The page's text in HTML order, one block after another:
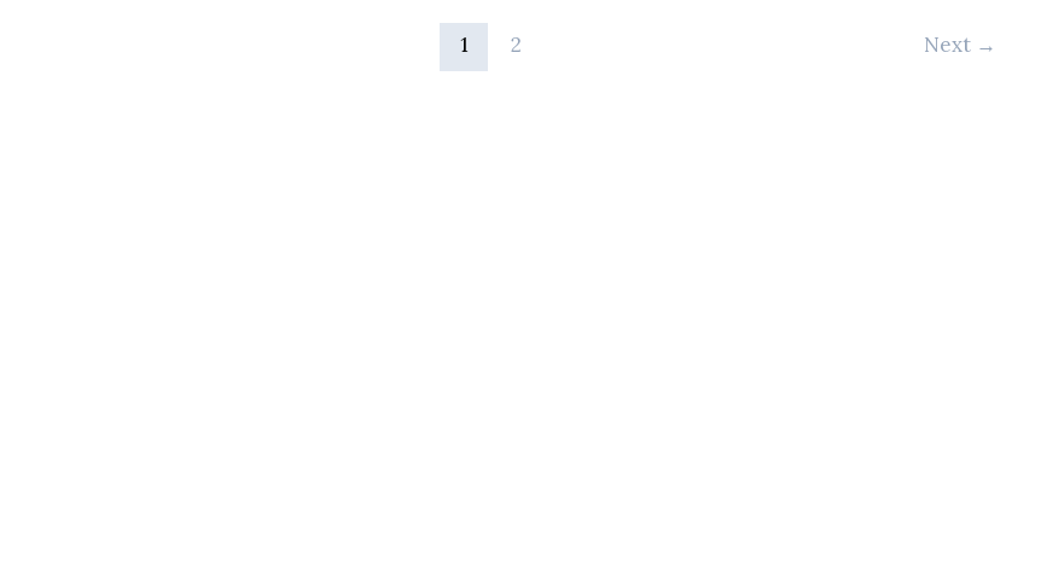
1 2 Next →